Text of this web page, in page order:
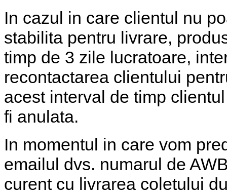
In cazul in care clientul nu
stabilita pentru livrare,
timp de 3 zile lucratoare,
recontactarea clientului
acest interval de timp
fi anulata.
In momentul in care vom
emailul dvs. numarul de
curent cu livrarea coletului